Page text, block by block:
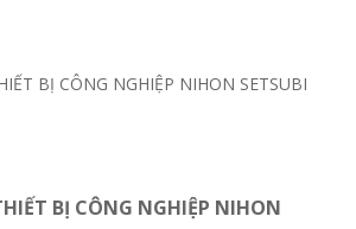
BỊ CÔNG NGHIỆP NIHON